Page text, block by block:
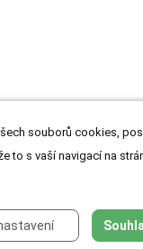
souborů cookies,
to s vaší navigací na